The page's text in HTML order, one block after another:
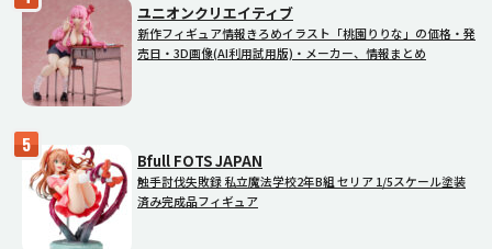
ユニオンクリエイティブ
新作フィギュア情報きろめイラスト「桃園りりな」の価格・発
売日・3D画像(AI利用試用版)・メーカー、情報まとめ
Bfull FOTS JAPAN
触手討伐失敗録 私立魔法学校2年B組 セリア 1/5スケール塗装
済み完成品フィギュア